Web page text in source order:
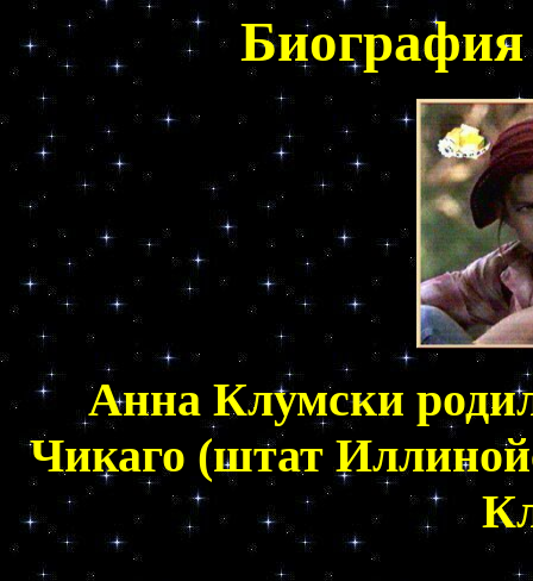
Анна Клумски
Чикаго (штат